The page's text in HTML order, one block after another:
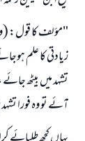
"مؤلف کا قول:
زیادتی کا علم
تشہد میں بیٹھ
آئے تو وہ فورا